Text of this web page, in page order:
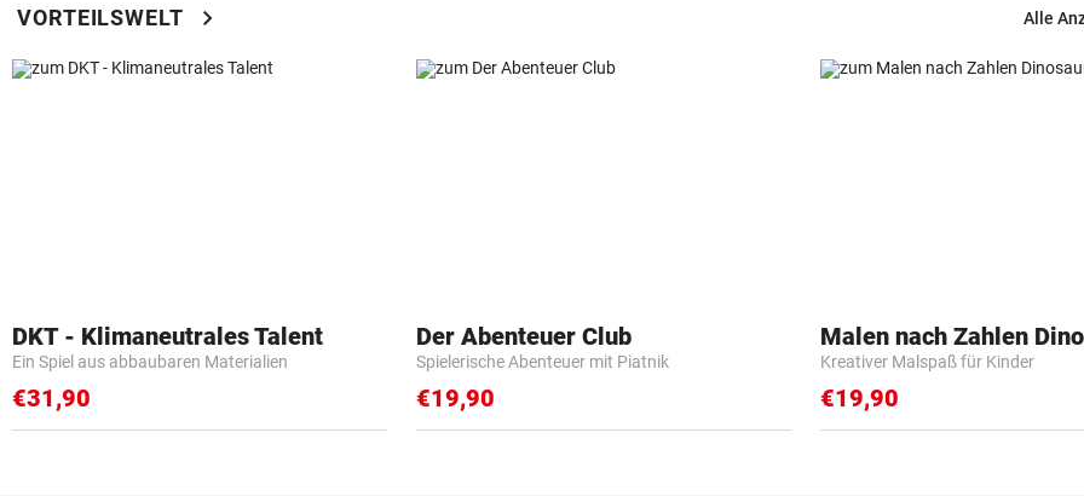
VORTEILSWELT chevron_right Alle
DKT - Klimaneutrales Talent
Ein Spiel aus abbaubaren Materialien
€31,90
Der Abenteuer Club
Spielerische Abenteuer mit Piatnik
€19,90
Malen nach Zahlen
Kreativer Malspaß für Kinder
€19,90